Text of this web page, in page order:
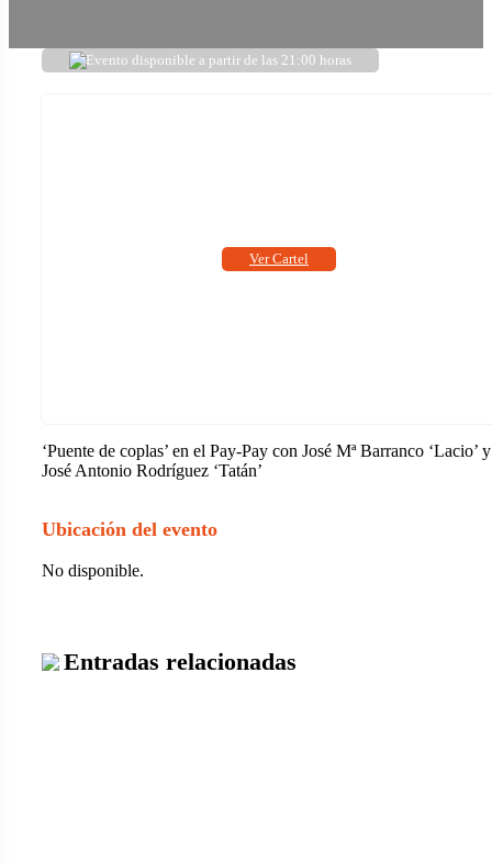
Evento disponible a partir de las 21:00 horas
‘Puente de coplas’ en el Pay-Pay con José Mª Barranco ‘Lacio’ y
José Antonio Rodríguez ‘Tatán’
Ver Cartel
Ubicación del evento
No disponible.
Entradas relacionadas